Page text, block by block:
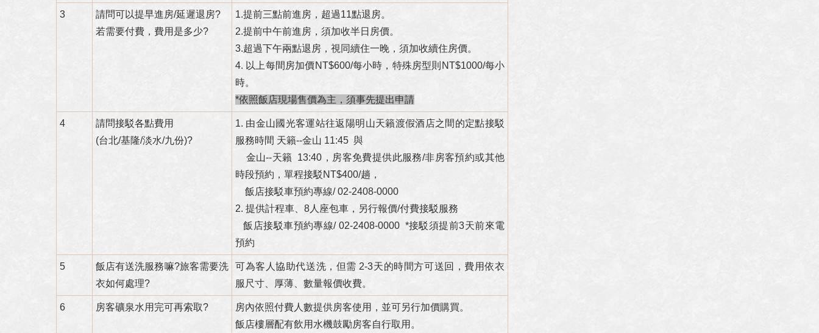
3
請問可以提早進房/延遲退房?
若需要付費，費用是多少?
1.提前三點前進房，超過11點退房。
2.提前中午前進房，須加收半日房價。
3.超過下午兩點退房，視同續住一晚，須加收續住房價。
4. 以上每間房加價NT$600/每小時，特殊房型則NT$1000/每小
時。
*依照飯店現場售價為主，須事先提出申請
4
請問接駁各點費用
(台北/基隆/淡水/九份)?
1. 由金山國光客運站往返陽明山天籟渡假酒店之間的定點接駁
服務時間 天籟--金山 11:45 與
金山--天籟 13:40，房客免費提供此服務/非房客預約或其他
時段預約，單程接駁NT$400/趟，
飯店接駁車預約專線/ 02-2408-0000
2. 提供計程車、8人座包車，另行報價/付費接駁服務
飯店接駁車預約專線/ 02-2408-0000 *接駁須提前3天前來電
預約
5
飯店有送洗服務嘛?旅客需要洗
衣如何處理?
可為客人協助代送洗，但需 2-3天的時間方可送回，費用依衣
服尺寸、厚薄、數量報價收費。
6 房客礦泉水用完可再索取?
房內依照付費人數提供房客使用，並可另行加價購買。
飯店樓層配有飲用水機鼓勵房客自行取用。